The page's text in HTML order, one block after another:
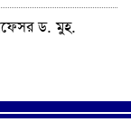
ড. মুহ.